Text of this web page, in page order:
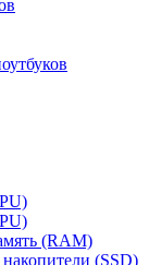
(RAM)
(SSD)